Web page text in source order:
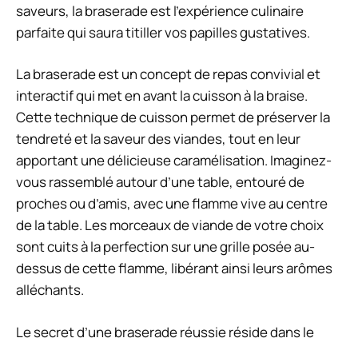
saveurs, la braserade est l’expérience culinaire
parfaite qui saura titiller vos papilles gustatives.
La braserade est un concept de repas convivial et
interactif qui met en avant la cuisson à la braise.
Cette technique de cuisson permet de préserver la
tendreté et la saveur des viandes, tout en leur
apportant une délicieuse caramélisation. Imaginez-
vous rassemblé autour d’une table, entouré de
proches ou d’amis, avec une flamme vive au centre
de la table. Les morceaux de viande de votre choix
sont cuits à la perfection sur une grille posée au-
dessus de cette flamme, libérant ainsi leurs arômes
alléchants.
Le secret d’une braserade réussie réside dans le